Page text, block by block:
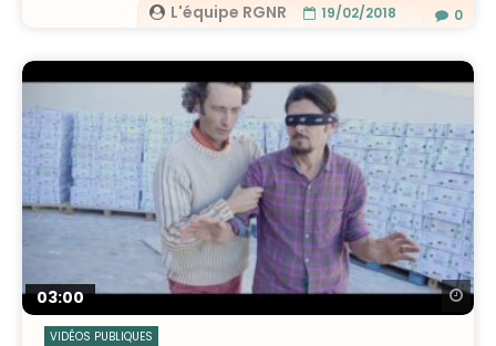
L'équipe RGNR 19/02/2018 0
03:00
VIDÉOS PUBLIQUES